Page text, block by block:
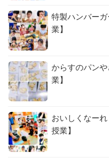
特製ハンバー
業】
からすのパン
業】
おいしくなー
授業】